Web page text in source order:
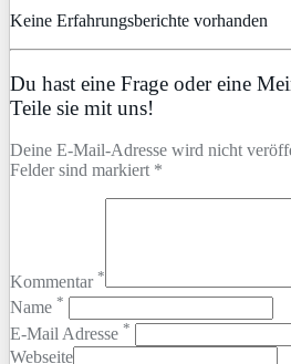
Keine Erfahrungsberichte vorhanden
Du hast eine Frage oder eine
Teile sie mit uns!
Deine E-Mail-Adresse wird nicht
Felder sind markiert *
Kommentar *
Name *
E-Mail Adresse *
Webseite